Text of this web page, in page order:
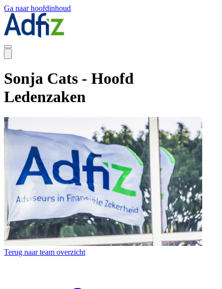
Ga naar hoofdinhoud
Sonja Cats - Hoofd
Ledenzaken
Terug naar team overzicht